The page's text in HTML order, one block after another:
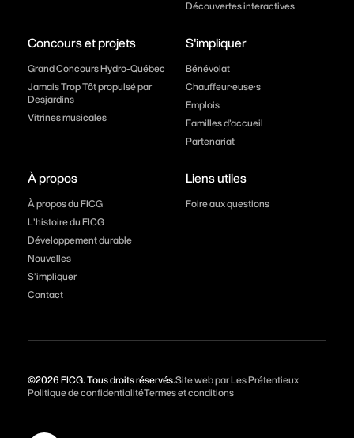
Découvertes interactives
Concours et projets
Grand Concours Hydro-Québec
Jamais Trop Tôt propulsé par
Desjardins
Vitrines musicales
S'impliquer
Bénévolat
Chauffeur·euse·s
Emplois
Familles d’accueil
Partenariat
À propos
À propos du FICG
L’histoire du FICG
Développement durable
Nouvelles
S’impliquer
Contact
Liens utiles
Foire aux questions
©2026 FICG. Tous droits réservés.Site web par Les Prétentieux
Politique de confidentialitéTermes et conditions